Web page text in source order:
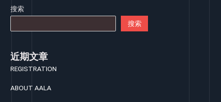
搜索
搜索
近期文章
REGISTRATION
ABOUT AALA